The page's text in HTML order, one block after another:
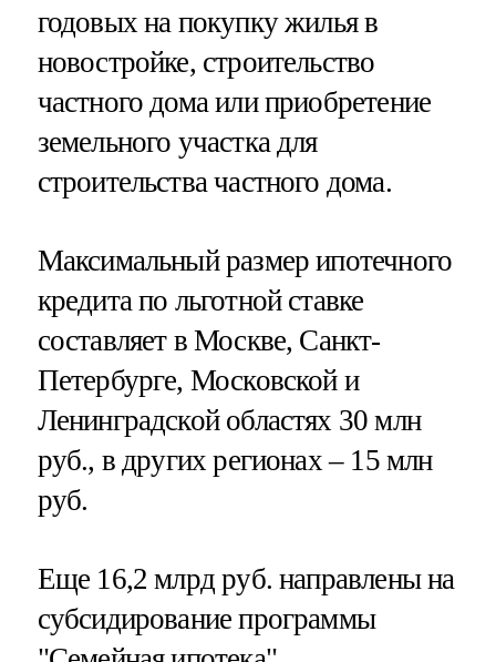
годовых на покупку жилья в
новостройке, строительство
частного дома или приобретение
земельного участка для
строительства частного дома.
Максимальный размер ипотечного
кредита по льготной ставке
составляет в Москве, Санкт-
Петербурге, Московской и
Ленинградской областях 30 млн
руб., в других регионах – 15 млн
руб.
Еще 16,2 млрд руб. направлены на
субсидирование программы